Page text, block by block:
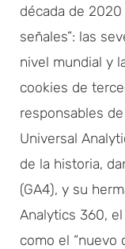
década de
señales”: las
nivel mundial y
cookies de
responsables
Universal
de la historia,
(GA4), y su
Analytics 360,
como el “nuevo